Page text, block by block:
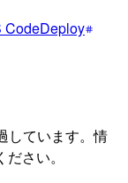
CodeDeploy
しています。情
さい。